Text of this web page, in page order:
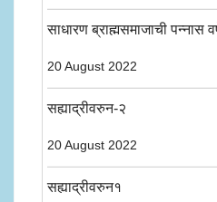
साधारण ब्राह्मसमाजाची पन्नास
20 August 2022
सह्याद्रीवरुन-२
20 August 2022
सह्याद्रीवरुन१